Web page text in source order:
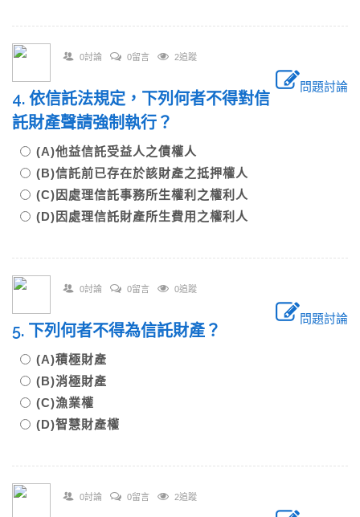
0討論 0留言 2追蹤
問題討論
4. 依信託法規定，下列何者不得對信
託財產聲請強制執行？
(A)他益信託受益人之債權人
(B)信託前已存在於該財產之抵押權人
(C)因處理信託事務所生權利之權利人
(D)因處理信託財產所生費用之權利人
0討論 0留言 0追蹤
問題討論
5. 下列何者不得為信託財產？
(A)積極財產
(B)消極財產
(C)漁業權
(D)智慧財產權
0討論 0留言 2追蹤